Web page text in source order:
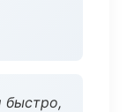
быстро,